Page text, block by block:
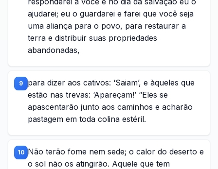
ajudarei; eu o guardarei e farei que você seja
uma aliança para o povo, para restaurar a
terra e distribuir suas propriedades
abandonadas,
9
para dizer aos cativos: ‘Saiam’, e àqueles que
estão nas trevas: ‘Apareçam!’ “Eles se
apascentarão junto aos caminhos e acharão
pastagem em toda colina estéril.
10 Não terão fome nem sede; o calor do deserto e
o sol não os atingirão. Aquele que tem